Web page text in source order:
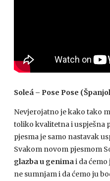
Soleá – Pose Pose
Nevjerojatno je kako tako
toliko kvalitetna i uspješna
pjesma je samo nastavak
Svakom novom pjesmom
glazba u genimai da ćemo
ne sumnjam i da ćemo ju